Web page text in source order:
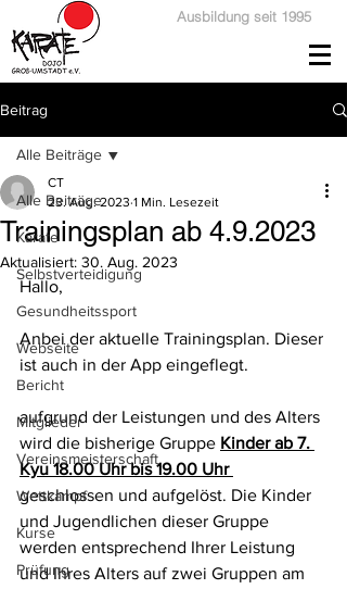
Ausbildung seit 1995
Beitrag
Alle Beiträge
Karate
Selbstverteidigung
Gesundheitssport
Webseite
Bericht
Mitglieder
Vereinsmeisterschaft
Wettkampf
Kurse
Prüfung
Alle Beiträge
Trainingsplan ab 4.9.2023
CT
23. Aug. 2023 1 Min. Lesezeit
Aktualisiert: 30. Aug. 2023
Hallo,
Anbei der aktuelle Trainingsplan. Dieser
ist auch in der App eingeflegt.
aufgrund der Leistungen und des Alters
wird die bisherige Gruppe Kinder ab 7.
Kyu 18.00 Uhr bis 19.00 Uhr
geschlossen und aufgelöst. Die Kinder
und Jugendlichen dieser Gruppe
werden entsprechend Ihrer Leistung
und Ihres Alters auf zwei Gruppen am